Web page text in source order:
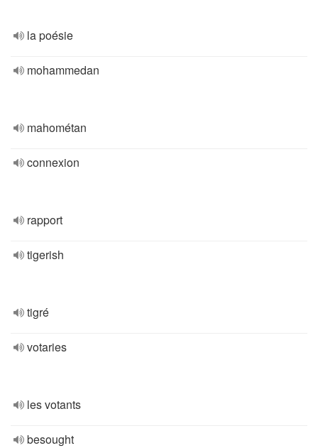
la poésie
mohammedan
mahométan
connexion
rapport
tigerish
tigré
votaries
les votants
besought